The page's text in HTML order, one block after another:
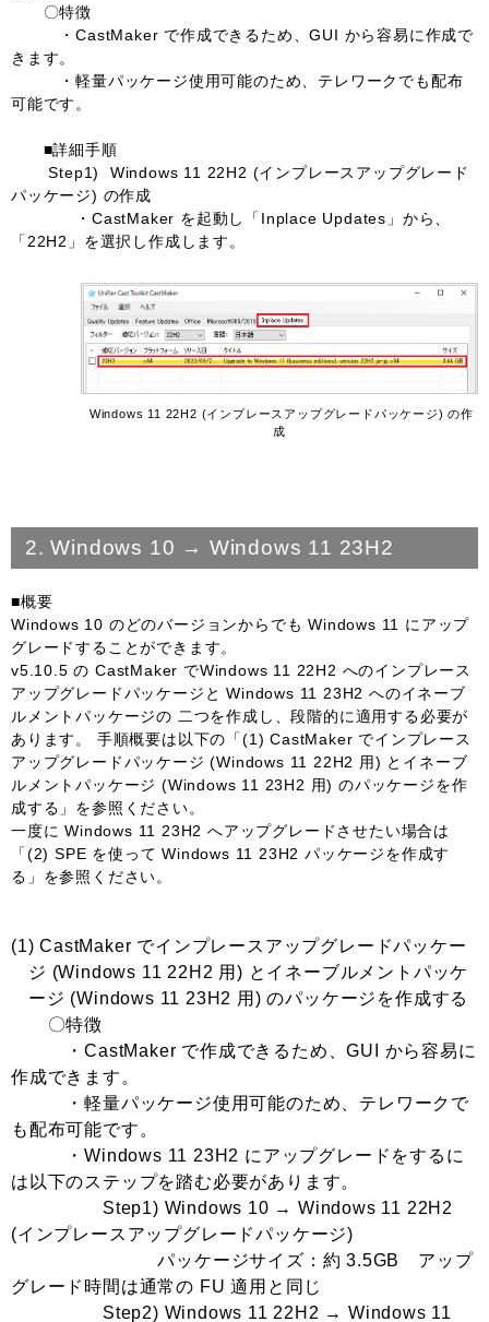
〇特徴
・CastMaker で作成できるため、GUI から容易に作成で
きます。
・軽量パッケージ使用可能のため、テレワークでも配布
可能です。
■詳細手順
Step1) Windows 11 22H2 (インプレースアップグレード
パッケージ) の作成
・CastMaker を起動し「Inplace Updates」から、
「22H2」を選択し作成します。
Windows 11 22H2 (インプレースアップグレードパッケージ) の作
成
2. Windows 10 → Windows 11 23H2
■概要
Windows 10 のどのバージョンからでも Windows 11 にアップ
グレードすることができます。
v5.10.5 の CastMaker でWindows 11 22H2 へのインプレース
アップグレードパッケージと Windows 11 23H2 へのイネーブ
ルメントパッケージの 二つを作成し、段階的に適用する必要が
あります。 手順概要は以下の「(1) CastMaker でインプレース
アップグレードパッケージ (Windows 11 22H2 用) とイネーブ
ルメントパッケージ (Windows 11 23H2 用) のパッケージを作
成する」を参照ください。
一度に Windows 11 23H2 へアップグレードさせたい場合は
「(2) SPE を使って Windows 11 23H2 パッケージを作成す
る」を参照ください。
(1) CastMaker でインプレースアップグレードパッケー
ジ (Windows 11 22H2 用) とイネーブルメントパッケ
ージ (Windows 11 23H2 用) のパッケージを作成する
〇特徴
・CastMaker で作成できるため、GUI から容易に
作成できます。
・軽量パッケージ使用可能のため、テレワークで
も配布可能です。
・Windows 11 23H2 にアップグレードをするに
は以下のステップを踏む必要があります。
Step1) Windows 10 → Windows 11 22H2
(インプレースアップグレードパッケージ)
パッケージサイズ：約 3.5GB アップ
グレード時間は通常の FU 適用と同じ
Step2) Windows 11 22H2 → Windows 11